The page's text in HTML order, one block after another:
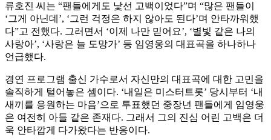
류호진 씨는 “팬들에게도 낯선 고백이었다”며 “많은 팬들이
‘그게 아닌데’, ‘그런 걱정은 하지 않아도 된다’며 안타까워했
다”고 전했다. 그러면서 ‘이제 나만 믿어요’, ‘별빛 같은 나의
사랑아’, ‘사랑은 늘 도망가’ 등 임영웅의 대표곡을 하나하나
언급했다.
경연 프로그램 출신 가수로서 자신만의 대표곡에 대한 고민을
솔직하게 털어놓은 셈이다. ‘내일은 미스터트롯’ 당시부터 ‘내
새끼를 응원하는 마음’으로 투표했던 중장년 팬들에게 임영웅
은 여전히 아들 같은 존재다. 그래서 그의 진심 어린 고백은 더
욱 안타깝게 다가왔다는 반응이다.